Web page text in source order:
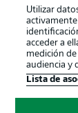
Utilizar
acceder a
medición
audiencia y
Lista de